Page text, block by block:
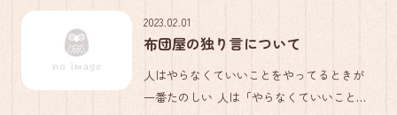
間をしょっ引いた時間を１日だと考えてみ
てください。 必要な睡眠 […]
2023.02.01
布団屋の独り言について
人はやらなくていいことをやってるときが
一番たのしい 人は「やらなくていいことを